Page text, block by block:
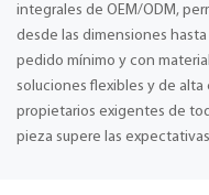
integrales de OEM/ODM,
desde las dimensiones
pedido mínimo y con
soluciones flexibles y de
propietarios exigentes de
pieza supere las